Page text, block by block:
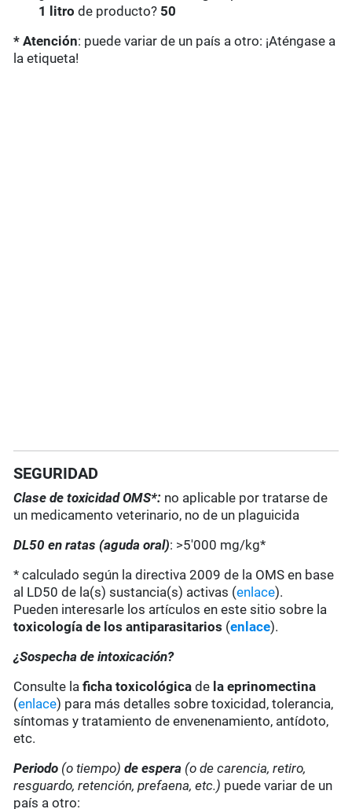
1 litro de producto? 50
* Atención: puede variar de un país a otro: ¡Aténgase a
la etiqueta!
SEGURIDAD
Clase de toxicidad OMS*: no aplicable por tratarse de
un medicamento veterinario, no de un plaguicida
DL50 en ratas (aguda oral): >5'000 mg/kg*
* calculado según la directiva 2009 de la OMS en base
al LD50 de la(s) sustancia(s) activas (enlace).
Pueden interesarle los artículos en este sitio sobre la
toxicología de los antiparasitarios (enlace).
¿Sospecha de intoxicación?
Consulte laficha toxicológica de la eprinomectina
(enlace) para más detalles sobre toxicidad, tolerancia,
síntomas y tratamiento de envenenamiento, antídoto,
etc.
Periodo (o tiempo) de espera (o de carencia, retiro,
resguardo, retención, prefaena, etc.) puede variar de un
país a otro: